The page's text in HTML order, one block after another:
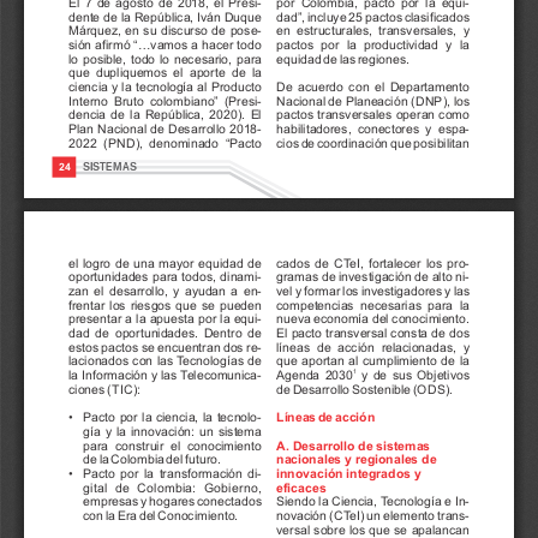
24 SISTEMAS
El 7 de agosto de 2018, el Presi-
dente de la República, Iván Duque
Márquez, en su discurso de pose-
sión afirmó “...vamos a hacer todo
lo posible, todo lo necesario, para
que dupliquemos el aporte de
la
ciencia y la tecnología al
Producto
Interno Bruto colombiano” (Presi-
dencia de la República, 2020).
El
Plan Nacional de Desarrollo 2018-
2022 (PND), denominado “Pacto
por Colombia, pacto por la equi-
dad”, incluye 25 pactos clasificados
en estructurales, transversales,
y
pactos por la productividad y
la
equidad de las regiones.
De acuerdo con el
Departamento
Nacional de Planeación (D NP), los
pactos transversales operan como
habilitadores, conectores y espa-
cios de coordinación que posibilitan
el logro de una mayor equidad de
oportunidades para todos, dinami-
zan el desarrollo, y ayudan a en-
frentar los riesgos que se pueden
presentar a la apuesta por la equi-
dad de oportunidades. Dentro de
estos pactos se encuentran dos re-
lacionados con las Tecnologías de
la Información y las Telecomunica-
ciones (T IC):
• Pacto por la ciencia, la tecnolo-
gía y la innovación: un sistema
para
construir el conocimiento
de la Colombia del futuro.
•
Pacto por la transformación di-
gital de Colombia: Gobierno,
empresas y hogares conectados
con la Era del Conocimiento.
cados de CTeI, fortalecer los pro-
gramas de investigación de alto ni-
vel y formar los investigadores y las
competencias necesarias para
la
nueva economía del conocimiento.
El pacto transversal consta de dos
líneas de acción relacionadas,
y
que aportan al cumplimiento de la
1
Agenda 2030 y de sus Objetivos
de Desarrollo Sostenible (ODS).
Líneas de acción
A. Desarrollo de sistemas
nacionales y regionales de
innovación integrados y
eficaces
Siendo la Ciencia, Tecnología e In-
novación (CTeI) un elemento trans-
versal sobre los que se apalancan